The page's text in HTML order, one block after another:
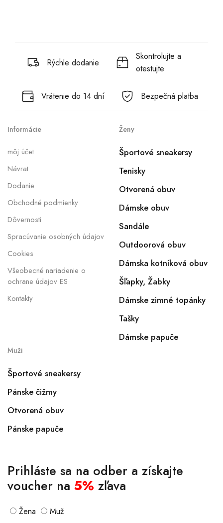
Rýchle dodanie
Skontrolujte a
otestujte
Vrátenie do 14 dní Bezpečná platba
Informácie
môj účet
Návrat
Dodanie
Obchodné podmienky
Dôvernosti
Spracúvanie osobných údajov
Cookies
Všeobecné nariadenie o
ochrane údajov ES
Kontakty
Ženy
Športové sneakersy
Tenisky
Otvorená obuv
Dámske obuv
Sandále
Outdoorová obuv
Dámska kotníková obuv
Šľapky, Žabky
Dámske zimné topánky
Tašky
Dámske papuče
Muži
Športové sneakersy
Pánske čižmy
Otvorená obuv
Pánske papuče
Prihláste sa na odber a získajte
voucher na 5% zľava
Žena Muž